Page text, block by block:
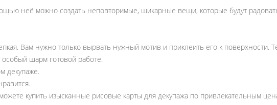
неё можно создать неповторимые, шикарные вещи, которые будут
Вам нужно только вырвать нужный мотив и приклеить его к поверхности.
особый шарм готовой работе.
декупаже.
купить изысканные рисовые карты для декупажа по привлекательным